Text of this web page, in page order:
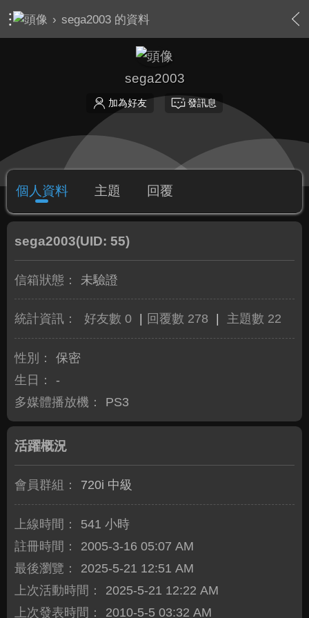
› sega2003 的資料
sega2003
加為好友 發訊息
個人資料 主題 回覆
sega2003(UID: 55)
信箱狀態： 未驗證
統計資訊： 好友數 0 回覆數 278 主題數 22
性別：
保密
生日：
-
多媒體播放機：
PS3
活躍概況
會員群組： 720i 中級
上線時間：
541 小時
註冊時間：
2005-3-16 05:07 AM
最後瀏覽：
2025-5-21 12:51 AM
上次活動時間：
2025-5-21 12:22 AM
上次發表時間：
2010-5-5 03:32 AM